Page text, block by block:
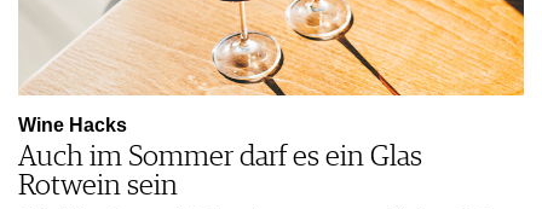
Wine Hacks
Auch im Sommer darf es ein Glas
Rotwein sein